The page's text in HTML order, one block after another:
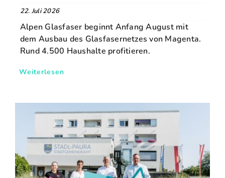
22. Juli 2026
Alpen Glasfaser beginnt Anfang August mit
dem Ausbau des Glasfasernetzes von Magenta.
Rund 4.500 Haushalte profitieren.
Weiterlesen